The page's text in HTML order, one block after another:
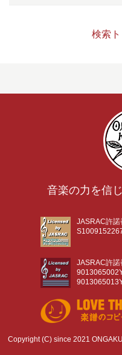
検索
音楽の力を信
JASRAC許諾
JASRAC許諾
Copyright (C) since 2021